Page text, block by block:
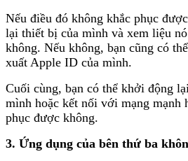
Nếu điều đó không khắc phục
lại thiết bị của mình và xem liệu
không. Nếu không, bạn cũng có
xuất Apple ID của mình.
Cuối cùng, bạn có thể khởi động
mình hoặc kết nối với mạng mạnh
phục được không.
3. Ứng dụng của bên thứ ba